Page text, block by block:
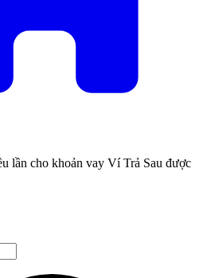
lần cho khoản vay Ví Trả Sau được